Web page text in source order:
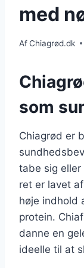
med
AfChiagrød.dk
som
Chiagrød er
tabe sig eller
ret er lavet
høje indhold
protein.
danne en
ideelle til at